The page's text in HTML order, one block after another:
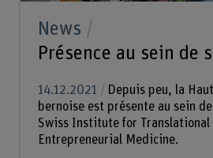
News
Présence au sein de
14.12.2021
Depuis peu, la
bernoise est présente au sein
Swiss Institute for Translational
Entrepreneurial Medicine.